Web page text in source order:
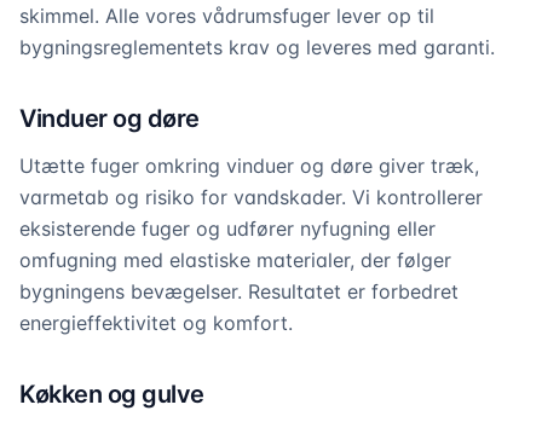
skimmel. Alle vores vådrumsfuger lever op til
bygningsreglementets krav og leveres med garanti.
Vinduer og døre
Utætte fuger omkring vinduer og døre giver træk,
varmetab og risiko for vandskader. Vi kontrollerer
eksisterende fuger og udfører nyfugning eller
omfugning med elastiske materialer, der følger
bygningens bevægelser. Resultatet er forbedret
energieffektivitet og komfort.
Køkken og gulve